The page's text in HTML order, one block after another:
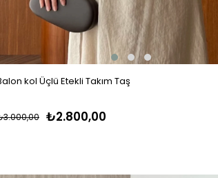
kol Üçlü Etekli Takım Taş
₺2.800,00